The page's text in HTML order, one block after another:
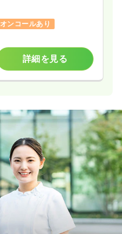
オンコールあり
詳細を見る